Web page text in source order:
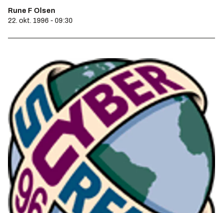
Rune F Olsen
22. okt. 1996 - 09:30